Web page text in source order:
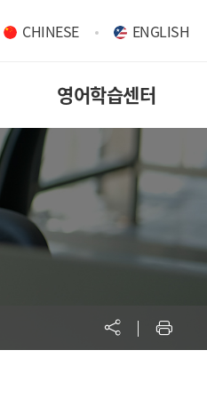
CHINESE ENGLISH
영어학습센터